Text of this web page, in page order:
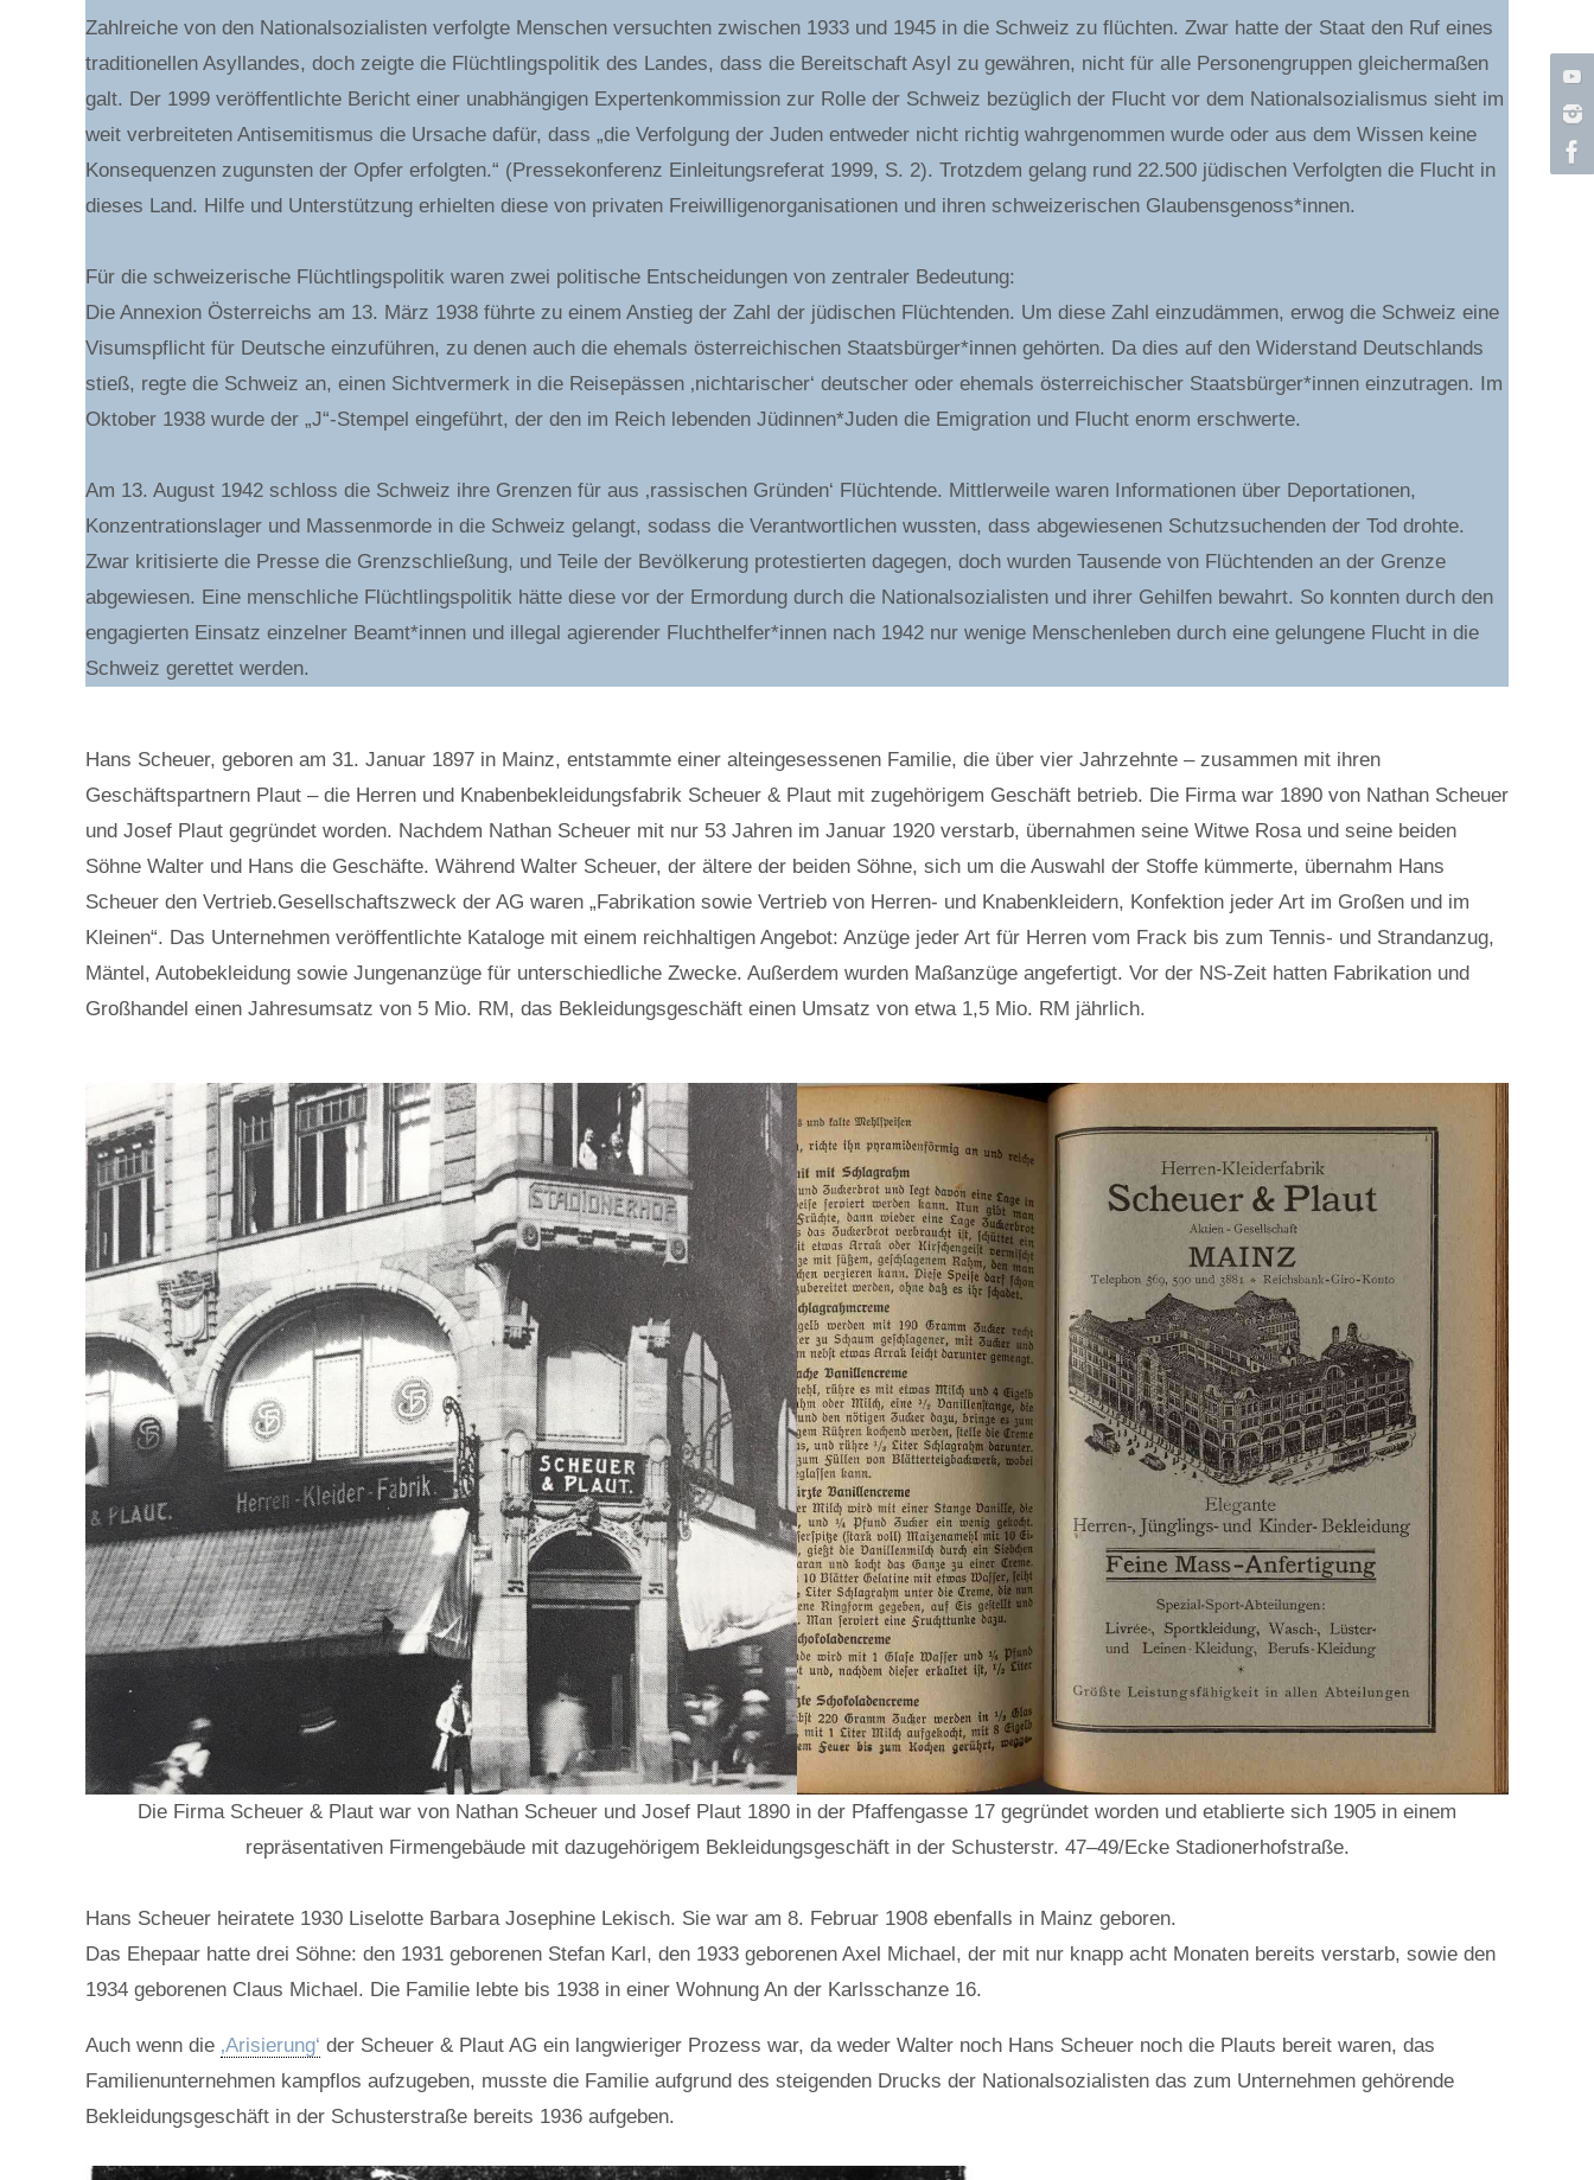
Zahlreiche von den Nationalsozialisten verfolgte Menschen versuchten zwischen 1933 und 1945 in die Schweiz zu flüchten. Zwar hatte der Staat den Ruf eines
traditionellen Asyllandes, doch zeigte die Flüchtlingspolitik des Landes, dass die Bereitschaft Asyl zu gewähren, nicht für alle Personengruppen gleichermaßen
galt. Der 1999 veröffentlichte Bericht einer unabhängigen Expertenkommission zur Rolle der Schweiz bezüglich der Flucht vor dem Nationalsozialismus sieht im
weit verbreiteten Antisemitismus die Ursache dafür, dass „die Verfolgung der Juden entweder nicht richtig wahrgenommen wurde oder aus dem Wissen keine
Konsequenzen zugunsten der Opfer erfolgten.“ (Pressekonferenz Einleitungsreferat 1999, S. 2). Trotzdem gelang rund 22.500 jüdischen Verfolgten die Flucht in
dieses Land. Hilfe und Unterstützung erhielten diese von privaten Freiwilligenorganisationen und ihren schweizerischen Glaubensgenoss*innen.
Für die schweizerische Flüchtlingspolitik waren zwei politische Entscheidungen von zentraler Bedeutung:
Die Annexion Österreichs am 13. März 1938 führte zu einem Anstieg der Zahl der jüdischen Flüchtenden. Um diese Zahl einzudämmen, erwog die Schweiz eine
Visumspflicht für Deutsche einzuführen, zu denen auch die ehemals österreichischen Staatsbürger*innen gehörten. Da dies auf den Widerstand Deutschlands
stieß, regte die Schweiz an, einen Sichtvermerk in die Reisepässen ‚nichtarischer‘ deutscher oder ehemals österreichischer Staatsbürger*innen einzutragen. Im
Oktober 1938 wurde der „J“-Stempel eingeführt, der den im Reich lebenden Jüdinnen*Juden die Emigration und Flucht enorm erschwerte.
Am 13. August 1942 schloss die Schweiz ihre Grenzen für aus ‚rassischen Gründen‘ Flüchtende. Mittlerweile waren Informationen über Deportationen,
Konzentrationslager und Massenmorde in die Schweiz gelangt, sodass die Verantwortlichen wussten, dass abgewiesenen Schutzsuchenden der Tod drohte.
Zwar kritisierte die Presse die Grenzschließung, und Teile der Bevölkerung protestierten dagegen, doch wurden Tausende von Flüchtenden an der Grenze
abgewiesen. Eine menschliche Flüchtlingspolitik hätte diese vor der Ermordung durch die Nationalsozialisten und ihrer Gehilfen bewahrt. So konnten durch den
engagierten Einsatz einzelner Beamt*innen und illegal agierender Fluchthelfer*innen nach 1942 nur wenige Menschenleben durch eine gelungene Flucht in die
Schweiz gerettet werden.
Hans Scheuer, geboren am 31. Januar 1897 in Mainz, entstammte einer alteingesessenen Familie, die über vier Jahrzehnte – zusammen mit ihren
Geschäftspartnern Plaut – die Herren und Knabenbekleidungsfabrik Scheuer & Plaut mit zugehörigem Geschäft betrieb. Die Firma war 1890 von Nathan Scheuer
und Josef Plaut gegründet worden. Nachdem Nathan Scheuer mit nur 53 Jahren im Januar 1920 verstarb, übernahmen seine Witwe Rosa und seine beiden
Söhne Walter und Hans die Geschäfte. Während Walter Scheuer, der ältere der beiden Söhne, sich um die Auswahl der Stoffe kümmerte, übernahm Hans
Scheuer den Vertrieb.Gesellschaftszweck der AG waren „Fabrikation sowie Vertrieb von Herren- und Knabenkleidern, Konfektion jeder Art im Großen und im
Kleinen“. Das Unternehmen veröffentlichte Kataloge mit einem reichhaltigen Angebot: Anzüge jeder Art für Herren vom Frack bis zum Tennis- und Strandanzug,
Mäntel, Autobekleidung sowie Jungenanzüge für unterschiedliche Zwecke. Außerdem wurden Maßanzüge angefertigt. Vor der NS-Zeit hatten Fabrikation und
Großhandel einen Jahresumsatz von 5 Mio. RM, das Bekleidungsgeschäft einen Umsatz von etwa 1,5 Mio. RM jährlich.
Die Firma Scheuer & Plaut war von Nathan Scheuer und Josef Plaut 1890 in der Pfaffengasse 17 gegründet worden und etablierte sich 1905 in einem
repräsentativen Firmengebäude mit dazugehörigem Bekleidungsgeschäft in der Schusterstr. 47–49/Ecke Stadionerhofstraße.
Hans Scheuer heiratete 1930 Liselotte Barbara Josephine Lekisch. Sie war am 8. Februar 1908 ebenfalls in Mainz geboren.
Das Ehepaar hatte drei Söhne: den 1931 geborenen Stefan Karl, den 1933 geborenen Axel Michael, der mit nur knapp acht Monaten bereits verstarb, sowie den
1934 geborenen Claus Michael. Die Familie lebte bis 1938 in einer Wohnung An der Karlsschanze 16.
Auch wenn die ‚Arisierung‘ der Scheuer & Plaut AG ein langwieriger Prozess war, da weder Walter noch Hans Scheuer noch die Plauts bereit waren, das
Familienunternehmen kampflos aufzugeben, musste die Familie aufgrund des steigenden Drucks der Nationalsozialisten das zum Unternehmen gehörende
Bekleidungsgeschäft in der Schusterstraße bereits 1936 aufgeben.